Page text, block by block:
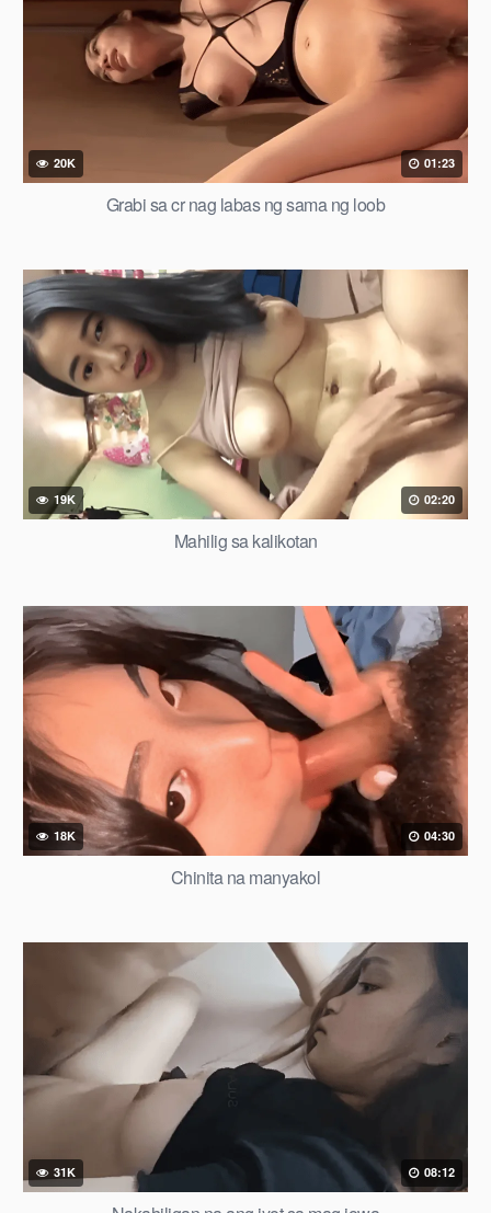
20K 01:23
Grabi sa cr nag labas ng sama ng loob
19K 02:20
Mahilig sa kalikotan
18K 04:30
Chinita na manyakol
31K 08:12